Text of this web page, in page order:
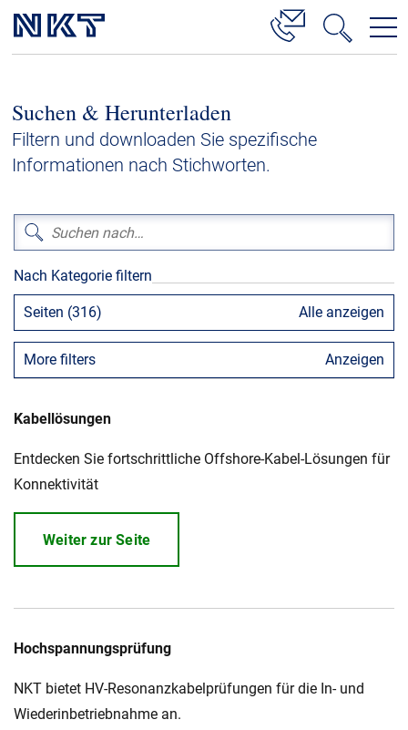
Hochspannung
Kabelservice
Niederspannung
Kabelgarnituren
Referenzen
Downloads
Presse & Events
Über uns
Geschäftsführung
Produktion
Karriere
Nachhaltigkeit
Suchen & Herunterladen
Filtern und downloaden Sie spezifische
Informationen nach Stichworten.
Nach Kategorie filtern
Seiten (316) Alle anzeigen
More filters Anzeigen
Kabellösungen
Entdecken Sie fortschrittliche Offshore-Kabel-Lösungen für
Konnektivität
Weiter zur Seite
Hochspannungsprüfung
NKT bietet HV-Resonanzkabelprüfungen für die In- und
Wiederinbetriebnahme an.